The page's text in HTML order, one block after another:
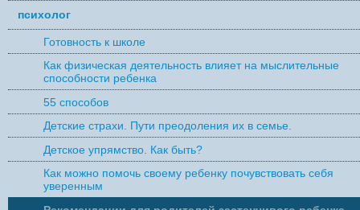
психолог
Готовность к школе
Как физическая деятельность влияет на мыслительные
способности ребенка
55 способов
Детские страхи. Пути преодоления их в семье.
Детское упрямство. Как быть?
Как можно помочь своему ребенку почувствовать себя
уверенным